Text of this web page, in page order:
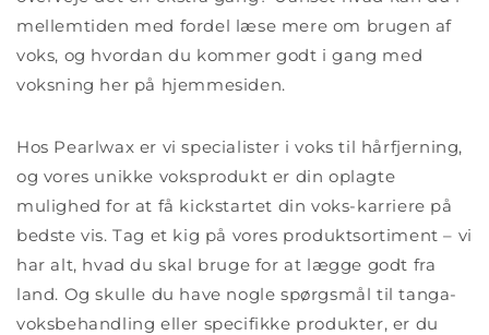
mellemtiden med fordel læse mere om brugen af
voks, og hvordan du kommer godt i gang med
voksning her på hjemmesiden.
Hos Pearlwax er vi specialister i voks til hårfjerning,
og vores unikke voksprodukt er din oplagte
mulighed for at få kickstartet din voks-karriere på
bedste vis. Tag et kig på vores produktsortiment – vi
har alt, hvad du skal bruge for at lægge godt fra
land. Og skulle du have nogle spørgsmål til tanga-
voksbehandling eller specifikke produkter, er du